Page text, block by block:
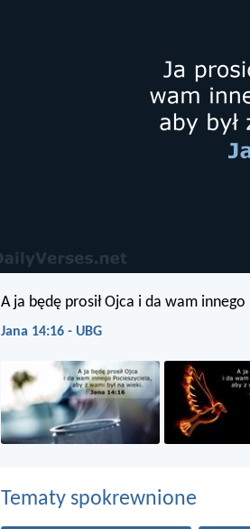
A ja będę prosił Ojca i da wam
Jana 14:16 - UBG
Tematy spokrewnione